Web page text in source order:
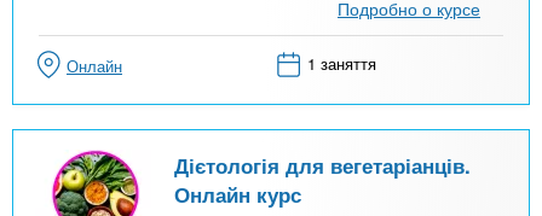
Подробно о курсе
Онлайн 1 заняття
Дієтологія для вегетаріанців.
Онлайн курс